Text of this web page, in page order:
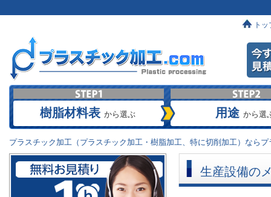
トッ
樹脂材料表 から選ぶ 用途 から選
プラスチック加工（プラスチック加工・樹脂加工、特に切削加工）なら
生産設備の